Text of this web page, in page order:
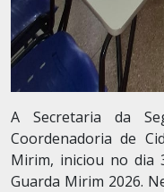
A Secretaria da
Coordenadoria de
Mirim, iniciou no dia
Guarda Mirim 2026.